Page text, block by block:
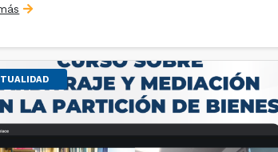
(CAM) de la Cámara de Comercio de Santiago